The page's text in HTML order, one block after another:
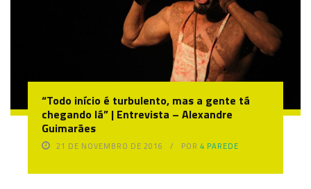
“Todo início é turbulento, mas a gente tá
chegando lá” | Entrevista – Alexandre
Guimarães
21 DE NOVEMBRO DE 2016 POR4 PAREDE